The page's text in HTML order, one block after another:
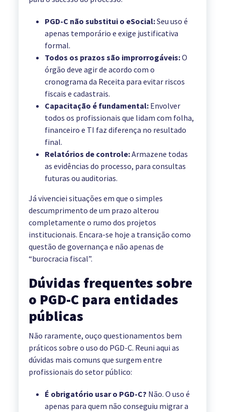
PGD-C não substitui o eSocial:Seu uso é
apenas temporário e exige justificativa
formal.
Todos os prazos são improrrogáveis:O
órgão deve agir de acordo com o
cronograma da Receita para evitar riscos
fiscais e cadastrais.
Capacitação é fundamental:Envolver
todos os profissionais que lidam com folha,
financeiro e TI faz diferença no resultado
final.
Relatórios de controle:Armazene todas
as evidências do processo, para consultas
futuras ou auditorias.
Já vivenciei situações em que o simples
descumprimento de um prazo alterou
completamente o rumo dos projetos
institucionais. Encara-se hoje a transição como
questão de governança e não apenas de
“burocracia fiscal”.
Dúvidas frequentes sobre
o PGD-C para entidades
públicas
Não raramente, ouço questionamentos bem
práticos sobre o uso do PGD-C. Reuni aqui as
dúvidas mais comuns que surgem entre
profissionais do setor público:
É obrigatório usar o PGD-C? Não. O uso é
apenas para quem não conseguiu migrar a